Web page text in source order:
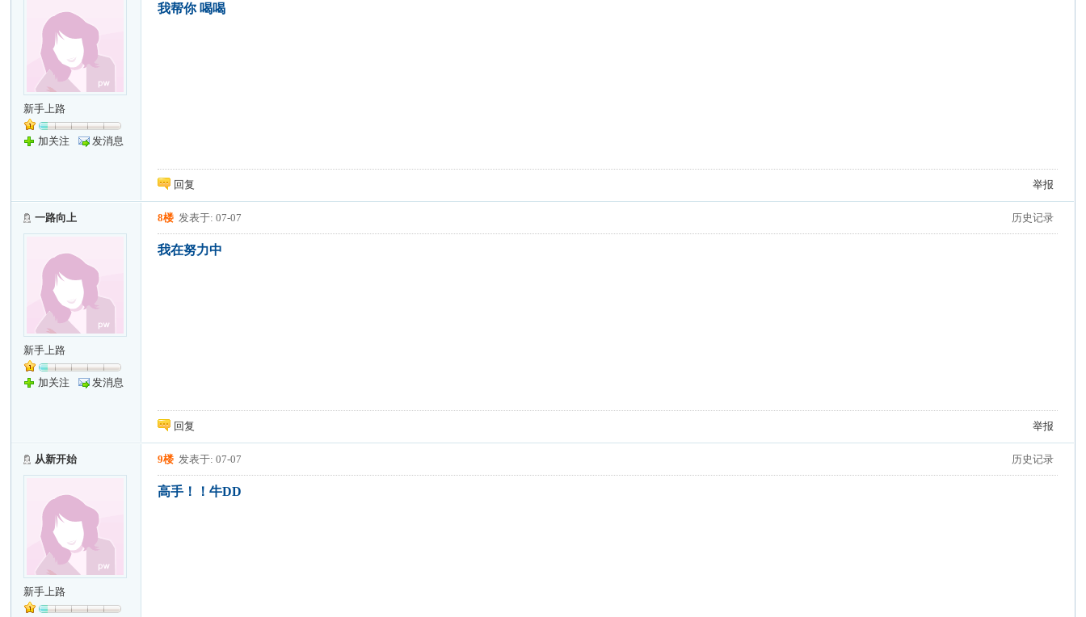
新手上路
加关注 发消息
我帮你 喝喝
回复 举报
一路向上
新手上路
加关注 发消息
历史记录
8楼 发表于: 07-07
我在努力中
回复 举报
从新开始
新手上路
历史记录
9楼 发表于: 07-07
高手！！牛DD